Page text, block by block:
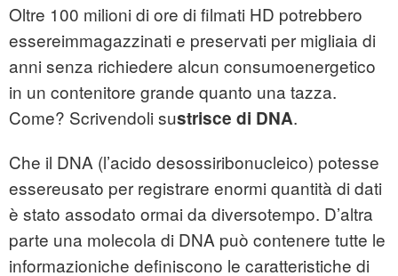
Oltre 100 milioni di ore di filmati HD potrebbero
essereimmagazzinati e preservati per migliaia di
anni senza richiedere alcun consumoenergetico
in un contenitore grande quanto una tazza.
Come? Scrivendoli sustrisce di DNA.
Che il DNA (l’acido desossiribonucleico) potesse
essereusato per registrare enormi quantità di dati
è stato assodato ormai da diversotempo. D’altra
parte una molecola di DNA può contenere tutte le
informazioniche definiscono le caratteristiche di